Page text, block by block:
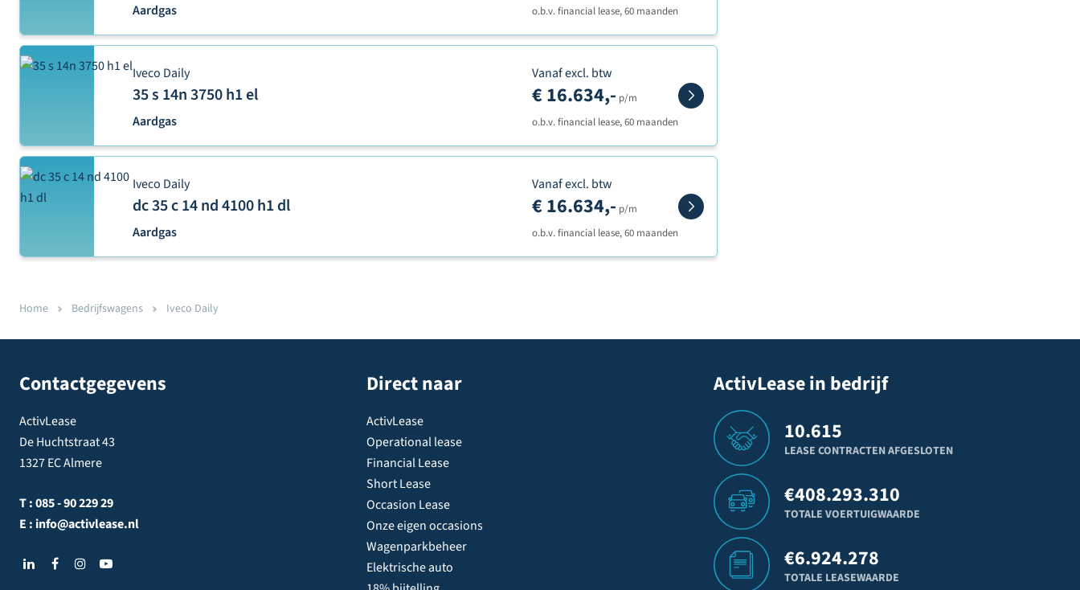
Aardgas
o.b.v. financial lease, 60 maanden
Iveco Daily
35 s 14n 3750 h1 el
Aardgas
Vanaf excl. btw
€ 16.634,- p/m
o.b.v. financial lease, 60 maanden
Iveco Daily
dc 35 c 14 nd 4100 h1 dl
Aardgas
Vanaf excl. btw
€ 16.634,- p/m
o.b.v. financial lease, 60 maanden
Home Bedrijfswagens Iveco Daily
Contactgegevens
ActivLease
De Huchtstraat 43
1327 EC Almere
T :085 - 90 229 29
E : info@activlease.nl
Direct naar
ActivLease
Operational lease
Financial Lease
Short Lease
Occasion Lease
Onze eigen occasions
Wagenparkbeheer
Elektrische auto
ActivLease in bedrijf
10.615
LEASE CONTRACTEN AFGESLOTEN
€408.293.310
TOTALE VOERTUIGWAARDE
€6.924.278
TOTALE LEASEWAARDE